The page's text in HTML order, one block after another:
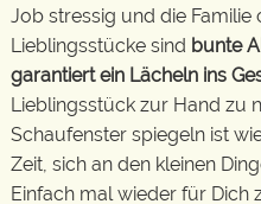
Job stressig und die Familie
Lieblingsstücke sind bunte
garantiert ein Lächeln ins
Lieblingsstück zur Hand zu
Schaufenster spiegeln ist
Zeit, sich an den kleinen
Einfach mal wieder für Dich